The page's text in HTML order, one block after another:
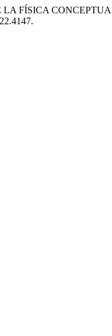
LA FÍSICA